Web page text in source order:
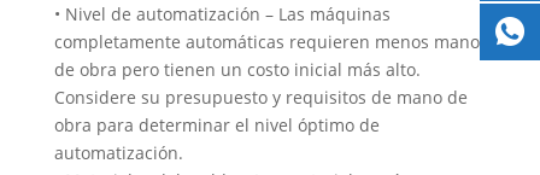
• Nivel de automatización – Las máquinas
completamente automáticas requieren menos mano
de obra pero tienen un costo inicial más alto.
Considere su presupuesto y requisitos de mano de
obra para determinar el nivel óptimo de
automatización.